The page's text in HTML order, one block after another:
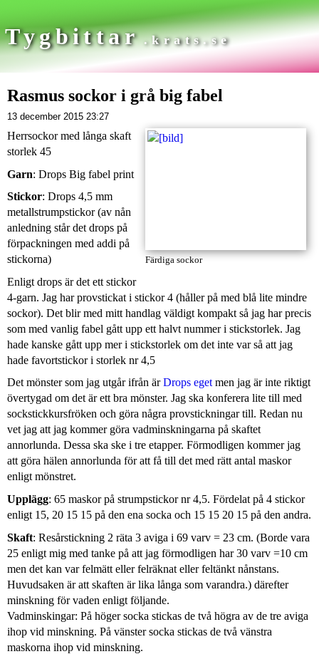
Tygbittar .krats.se
Rasmus sockor i grå big fabel
13 december 2015 23:27
Färdiga sockor
Herrsockor med långa skaft
storlek 45
Garn: Drops Big fabel print
Stickor: Drops 4,5 mm
metallstrumpstickor (av nån
anledning står det drops på
förpackningen med addi på
stickorna)
Enligt drops är det ett stickor
4-garn. Jag har provstickat i stickor 4 (håller på med blå lite mindre
sockor). Det blir med mitt handlag väldigt kompakt så jag har precis
som med vanlig fabel gått upp ett halvt nummer i stickstorlek. Jag
hade kanske gått upp mer i stickstorlek om det inte var så att jag
hade favortstickor i storlek nr 4,5
Det mönster som jag utgår ifrån ärDrops egetmen jag är inte riktigt
övertygad om det är ett bra mönster. Jag ska konferera lite till med
sockstickkursfröken och göra några provstickningar till. Redan nu
vet jag att jag kommer göra vadminskningarna på skaftet
annorlunda. Dessa ska ske i tre etapper. Förmodligen kommer jag
att göra hälen annorlunda för att få till det med rätt antal maskor
enligt mönstret.
Upplägg: 65 maskor på strumpstickor nr 4,5. Fördelat på 4 stickor
enligt 15, 20 15 15 på den ena socka och 15 15 20 15 på den andra.
Skaft: Resårstickning 2 räta 3 aviga i 69 varv = 23 cm. (Borde vara
25 enligt mig med tanke på att jag förmodligen har 30 varv =10 cm
men det kan var felmätt eller felräknat eller feltänkt nånstans.
Huvudsaken är att skaften är lika långa som varandra.) därefter
minskning för vaden enligt följande.
Vadminskingar: På höger socka stickas de två högra av de tre aviga
ihop vid minskning. På vänster socka stickas de två vänstra
maskorna ihop vid minskning.